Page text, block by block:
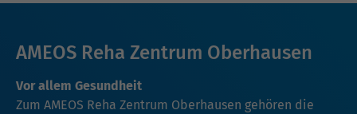
AMEOS Reha Zentrum Oberhausen
Vor allem Gesundheit
Zum AMEOS Reha Zentrum Oberhausen gehören die